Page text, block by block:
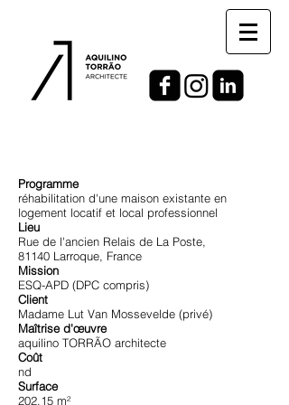
Programme
réhabilitation d'une maison existante en
logement locatif et local professionnel
Lieu
Rue de l'ancien Relais de La Poste,
81140 Larroque, France
Mission
ESQ-APD (DPC compris)
Client
Madame Lut Van Mossevelde (privé)
Maîtrise d'œuvre
aquilino TORRÃO architecte
Coût
nd
Surface
202,15 m²